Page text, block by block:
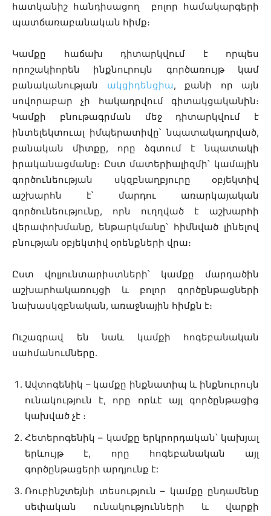
հատկանիշ հանդիսացող բոլոր համակարգերի
պատճառաբանական հիմք։
Կամքը հաճախ դիտարկվում է որպես
որոշակիորեն ինքնուրույն գործառույթ կամ
բանականության ակցիդենցիա, քանի որ այն
սովորաբար չի հակադրվում գիտակցականին։
Կամքի բնութագրման մեջ դիտարկվում է
ինտելեկտուալ իմպերատիվը՝ նպատակադրված,
բանական միտքը, որը ձգտում է նպատակի
իրականացմանը։ Ըստ մատերիալիզմի՝ կամային
գործունեության սկզբնաղբյուրը օբյեկտիվ
աշխարհն է՝ մարդու առարկայական
գործունեությունը, որն ուղղված է աշխարհի
վերափոխմանը, ենթարկմանը՝ հիմնված լինելով
բնության օբյեկտիվ օրենքների վրա։
Ըստ վոլյունտարիստների՝ կամքը մարդածին
աշխարհակառույցի և բոլոր գործընթացների
նախասկզբնական, առաջնային հիմքն է։
Ուշագրավ են նաև կամքի հոգեբանական
սահմանումները.
Ավտոգենիկ – կամքը ինքնատիպ և ինքնուրույն
ունակություն է, որը որևէ այլ գործընթացից
կախված չէ ։
Հետերոգենիկ – կամքը երկրորդական՝ կախյալ
երևույթ է, որը հոգեբանական այլ
գործընթացերի արդյունք է:
Ռուբինշտեյնի տեսություն – կամքը ընդամենը
սեփական ունակությունների և վարքի